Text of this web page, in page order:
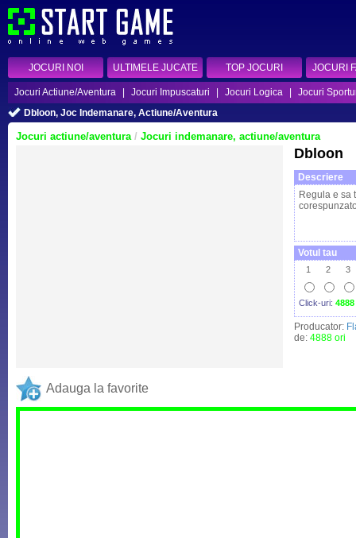
JOCURI NOI ULTIMELE JUCATE TOP JOCURI JOCURI
Jocuri Actiune/Aventura Jocuri Impuscaturi Jocuri Logica
Jocuri
Dbloon, Joc Indemanare, Actiune/Aventura
Jocuri actiune/aventura/ Jocuri indemanare, actiune/aventura
Dbloon
Descriere
Regula e sa
Votul tau
1 2 3
Click-uri: 4888
Producator:
de: 4888 ori
Adauga la favorite